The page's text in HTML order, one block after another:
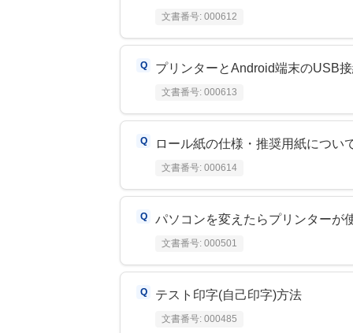
文書番号: 000612
プリンターとAndroid端末のUSB
文書番号: 000613
ロール紙の仕様・推奨用紙につい
文書番号: 000614
パソコンを変えたらプリンターが
文書番号: 000501
テスト印字(自己印字)方法
文書番号: 000485